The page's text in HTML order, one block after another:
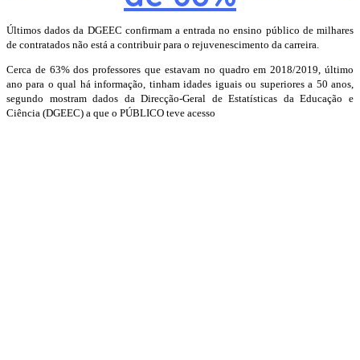
Últimos dados da DGEEC confirmam a entrada no ensino público de milhares
de contratados não está a contribuir para o rejuvenescimento da carreira.
Cerca de 63% dos professores que estavam no quadro em 2018/2019, último
ano para o qual há informação, tinham idades iguais ou superiores a 50 anos,
segundo mostram dados da Direcção-Geral de Estatísticas da Educação e
Ciência (DGEEC) a que o PÚBLICO teve acesso